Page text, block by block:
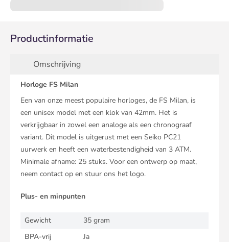
Productinformatie
Omschrijving
Horloge FS Milan
Een van onze meest populaire horloges, de FS Milan, is
een unisex model met een klok van 42mm. Het is
verkrijgbaar in zowel een analoge als een chronograaf
variant. Dit model is uitgerust met een Seiko PC21
uurwerk en heeft een waterbestendigheid van 3 ATM.
Minimale afname: 25 stuks. Voor een ontwerp op maat,
neem contact op en stuur ons het logo.
Plus- en minpunten
Gewicht
35 gram
BPA-vrij
Ja